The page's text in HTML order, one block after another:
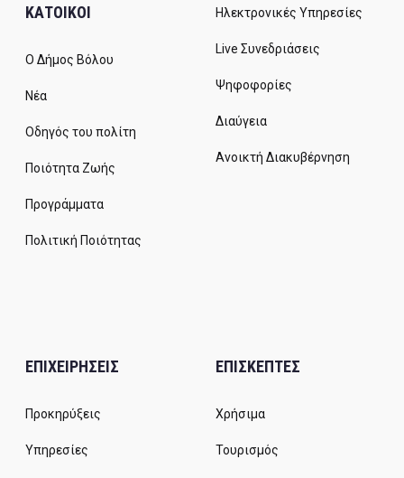
ΚΑΤΟΙΚΟΙ
Ο Δήμος Βόλου
Νέα
Οδηγός του πολίτη
Ποιότητα Ζωής
Προγράμματα
Πολιτική Ποιότητας
Ηλεκτρονικές Υπηρεσίες
Live Συνεδριάσεις
Ψηφοφορίες
Διαύγεια
Ανοικτή Διακυβέρνηση
ΕΠΙΧΕΙΡΗΣΕΙΣ
Προκηρύξεις
Υπηρεσίες
ΕΠΙΣΚΕΠΤΕΣ
Χρήσιμα
Τουρισμός